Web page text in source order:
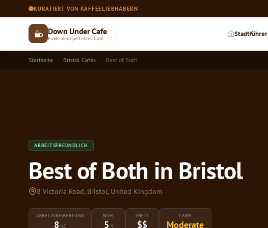
KURATIERT VON KAFFEELIEBHABERN
Down Under Cafe
Finde dein perfektes Café Stadtführer
Startseite Bristol Cafés Best of Both
ARBEITSFREUNDLICH
Best of Both in Bristol
8 Victoria Road, Bristol, United Kingdom
ARBEITSBEWERTUNG
8/10
WIFI
5/5
PREIS
$$
LÄRM
Moderate